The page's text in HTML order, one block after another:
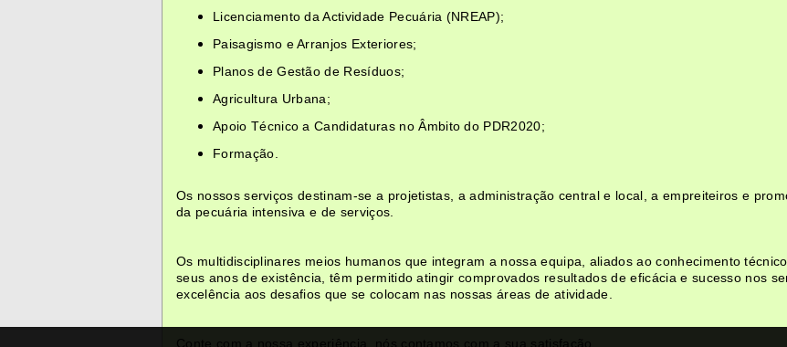
Licenciamento da Actividade Pecuária (NREAP);
Paisagismo e Arranjos Exteriores;
Planos de Gestão de Resíduos;
Agricultura Urbana;
Apoio Técnico a Candidaturas no Âmbito do PDR2020;
Formação.
Os nossos serviços destinam-se a projetistas, a administração central e local, a empreiteiros e
da pecuária intensiva e de serviços.
Os multidisciplinares meios humanos que integram a nossa equipa, aliados ao conhecimento
seus anos de existência, têm permitido atingir comprovados resultados de eficácia e sucesso nos
excelência aos desafios que se colocam nas nossas áreas de atividade.
Conte com a nossa experiência, nós contamos com a sua satisfação.